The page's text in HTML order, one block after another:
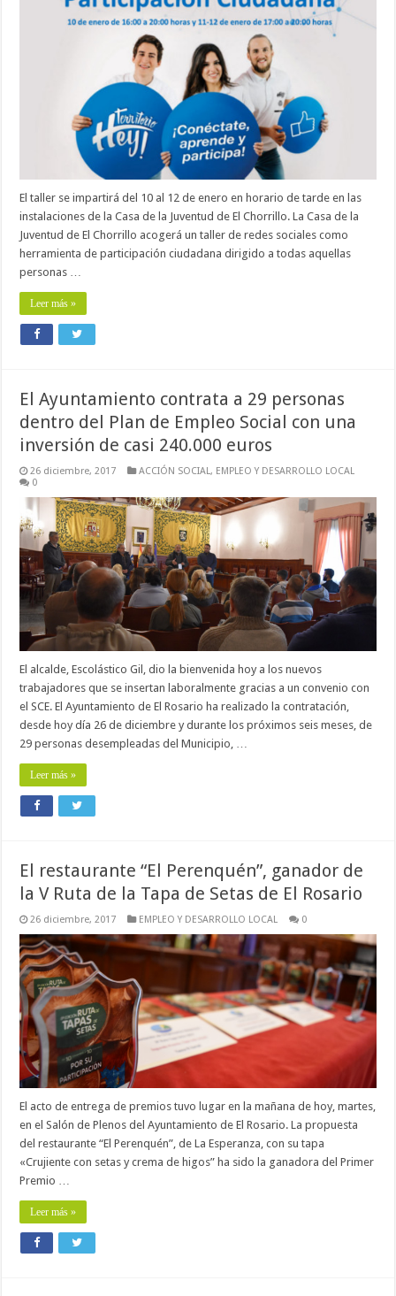
El taller se impartirá del 10 al 12 de enero en horario de tarde en las
instalaciones de la Casa de la Juventud de El Chorrillo. La Casa de la
Juventud de El Chorrillo acogerá un taller de redes sociales como
herramienta de participación ciudadana dirigido a todas aquellas
personas …
Leer más »
El Ayuntamiento contrata a 29 personas
dentro del Plan de Empleo Social con una
inversión de casi 240.000 euros
26 diciembre, 2017 ACCIÓN SOCIAL, EMPLEO Y DESARROLLO LOCAL
0
El alcalde, Escolástico Gil, dio la bienvenida hoy a los nuevos
trabajadores que se insertan laboralmente gracias a un convenio con
el SCE. El Ayuntamiento de El Rosario ha realizado la contratación,
desde hoy día 26 de diciembre y durante los próximos seis meses, de
29 personas desempleadas del Municipio, …
Leer más »
El restaurante “El Perenquén”, ganador de
la V Ruta de la Tapa de Setas de El Rosario
26 diciembre, 2017 EMPLEO Y DESARROLLO LOCAL 0
El acto de entrega de premios tuvo lugar en la mañana de hoy, martes,
en el Salón de Plenos del Ayuntamiento de El Rosario. La propuesta
del restaurante “El Perenquén”, de La Esperanza, con su tapa
«Crujiente con setas y crema de higos” ha sido la ganadora del Primer
Premio …
Leer más »